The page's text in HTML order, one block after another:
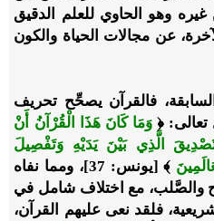
غيره وهو الحاوي للعلم الدقيق
عن مجالات الحياة والكون
فالقرآن يصحِّح تحريف
تعالى: ﴿وَمَا كَانَ هَذَا الْقُرْآنُ أَنْ
الَّذِي بَيْنَ يَدَيْهِ وَتَفْصِيلَ
﴾ [يونس: 37]، ومما نفاه
والصَّلب، مع اختلاف شامل في
فلقد نعى عليهم القرآن،